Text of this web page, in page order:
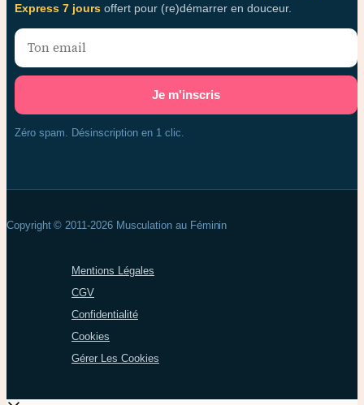
Express 7 jours offert pour (re)démarrer en douceur.
Zéro spam. Désinscription en 1 clic.
Copyright © 2011-2026 Musculation au Féminin
Mentions Légales
CGV
Confidentialité
Cookies
Gérer Les Cookies